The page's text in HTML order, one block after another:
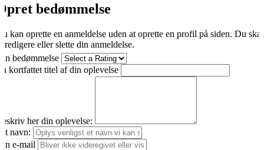
bedømmelse
kan oprette en anmeldelse uden at oprette en profil på siden. Du
redigere eller slette din anmeldelse.
bedømmelse
kortfattet titel af din oplevelse
her din oplevelse:
navn:
e-mail